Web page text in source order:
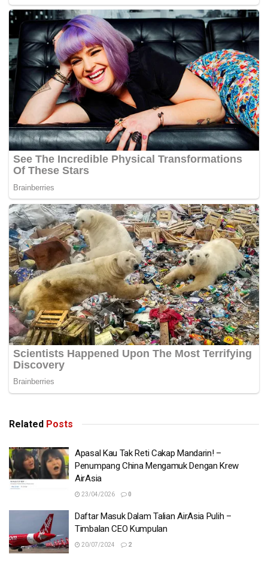
Najib kini dalam rangka lawatan rasmi enam hari ke India
dari 30 Mac hingga 4 April. – BERNAMA
Tags: AirAsia
Related Posts
Apasal Kau Tak Reti Cakap Mandarin! –
Penumpang China Mengamuk Dengan Krew
AirAsia
23/04/2026 0
Daftar Masuk Dalam Talian AirAsia Pulih –
Timbalan CEO Kumpulan
20/07/2024 2